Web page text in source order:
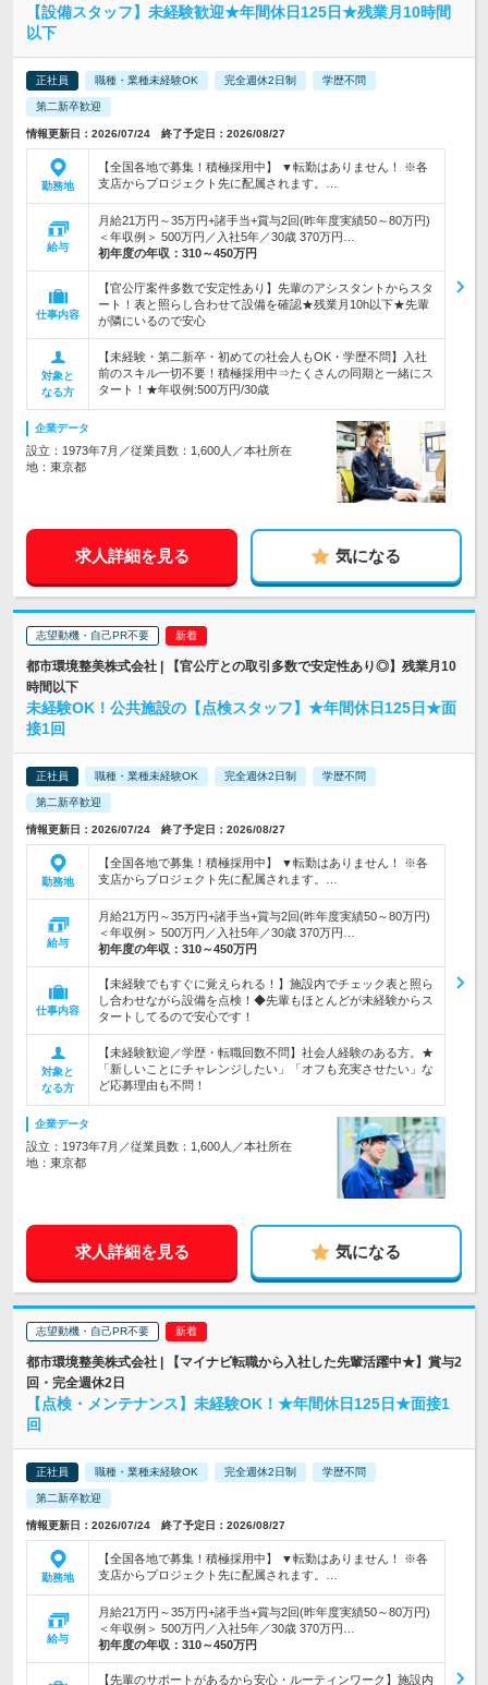
【設備スタッフ】未経験歓迎★年間休日125日★残業月10時間
以下
正社員 職種・業種未経験OK 完全週休2日制 学歴不問
第二新卒歓迎
情報更新日：2026/07/24 終了予定日：2026/08/27
勤務地
【全国各地で募集！積極採用中】 ▼転勤はありません！ ※各
支店からプロジェクト先に配属されます。…
給与
月給21万円～35万円+諸手当+賞与2回(昨年度実績50～80万円)
＜年収例＞ 500万円／入社5年／30歳 370万円…
初年度の年収： 310～450万円
仕事内容
【官公庁案件多数で安定性あり】先輩のアシスタントからスタ
ート！表と照らし合わせて設備を確認★残業月10h以下★先輩
が隣にいるので安心
対象と
なる方
【未経験・第二新卒・初めての社会人もOK・学歴不問】入社
前のスキル一切不要！積極採用中⇒たくさんの同期と一緒にス
タート！★年収例:500万円/30歳
企業データ
設立：1973年7月／従業員数：1,600人／本社所在
地：東京都
求人詳細を見る 気になる
志望動機・自己PR不要
都市環境整美株式会社 | 【官公庁との取引多数で安定性あり◎】残業月10
時間以下
未経験OK！公共施設の【点検スタッフ】★年間休日125日★面
接1回
正社員 職種・業種未経験OK 完全週休2日制 学歴不問
第二新卒歓迎
情報更新日：2026/07/24 終了予定日：2026/08/27
勤務地
【全国各地で募集！積極採用中】 ▼転勤はありません！ ※各
支店からプロジェクト先に配属されます。…
給与
月給21万円～35万円+諸手当+賞与2回(昨年度実績50～80万円)
＜年収例＞ 500万円／入社5年／30歳 370万円…
初年度の年収： 310～450万円
仕事内容
【未経験でもすぐに覚えられる！】施設内でチェック表と照ら
し合わせながら設備を点検！◆先輩もほとんどが未経験からス
タートしてるので安心です！
対象と
なる方
【未経験歓迎／学歴・転職回数不問】社会人経験のある方。★
「新しいことにチャレンジしたい」「オフも充実させたい」な
ど応募理由も不問！
企業データ
設立：1973年7月／従業員数：1,600人／本社所在
地：東京都
求人詳細を見る 気になる
志望動機・自己PR不要
都市環境整美株式会社 | 【マイナビ転職から入社した先輩活躍中★】賞与2
回・完全週休2日
【点検・メンテナンス】未経験OK！★年間休日125日★面接1
回
正社員 職種・業種未経験OK 完全週休2日制 学歴不問
第二新卒歓迎
情報更新日：2026/07/24 終了予定日：2026/08/27
勤務地
【全国各地で募集！積極採用中】 ▼転勤はありません！ ※各
支店からプロジェクト先に配属されます。…
給与
月給21万円～35万円+諸手当+賞与2回(昨年度実績50～80万円)
＜年収例＞ 500万円／入社5年／30歳 370万円…
初年度の年収： 310～450万円
【先輩のサポートがあるから安心・ルーティンワーク】施設内